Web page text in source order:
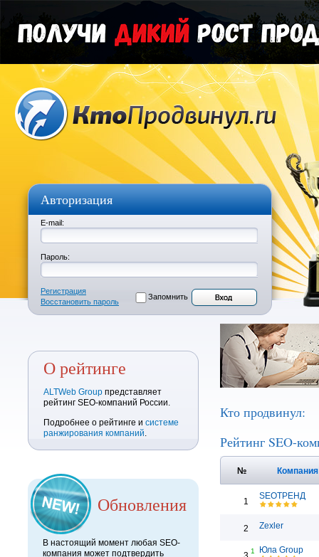
Авторизация
E-mail:
Пароль:
Регистрация
Восстановить пароль
Запомнить
О рейтинге
ALTWeb Group представляет
рейтинг SEO-компаний России.
Подробнее о рейтинге и системе
ранжирования компаний.
Обновления
В настоящий момент любая SEO-
компания может подтвердить
Кто продвинул:
Рейтинг SEO-
№
1
SEOТРЕНД
2 Zexler
1 Юла Group